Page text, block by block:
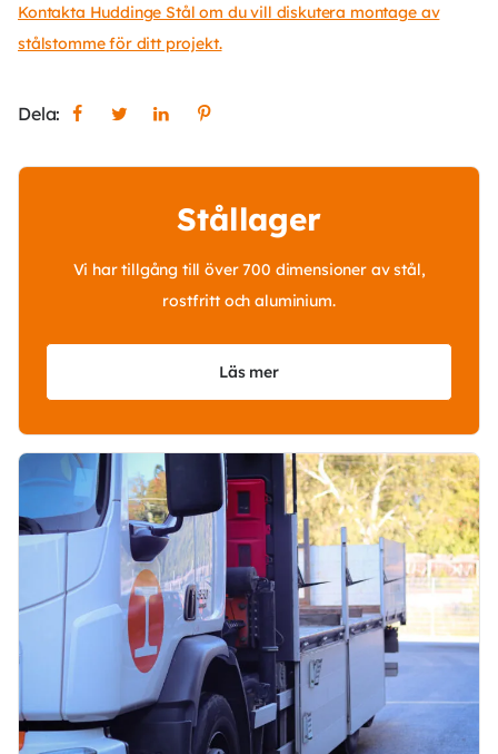
Kontakta Huddinge Stål om du vill diskutera montage av
stålstomme för ditt projekt.
Dela:
Stållager
Vi har tillgång till över 700 dimensioner av stål,
rostfritt och aluminium.
Läs mer